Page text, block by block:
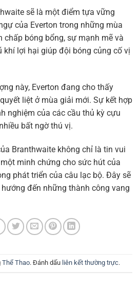
sẽ là một điểm tựa vững
của Everton trong những mùa
chấp bóng bổng, sự mạnh mẽ và
khí lợi hại giúp đội bóng củng cố vị
này, Everton đang cho thấy
liệt ở mùa giải mới. Sự kết hợp
nghiệm của các cầu thủ kỳ cựu
bất ngờ thú vị.
Branthwaite không chỉ là tin vui
minh chứng cho sức hút của
phát triển của câu lạc bộ. Đây sẽ
đến những thành công vang
Thể Thao. Đánh dấu liên kết thường trực.